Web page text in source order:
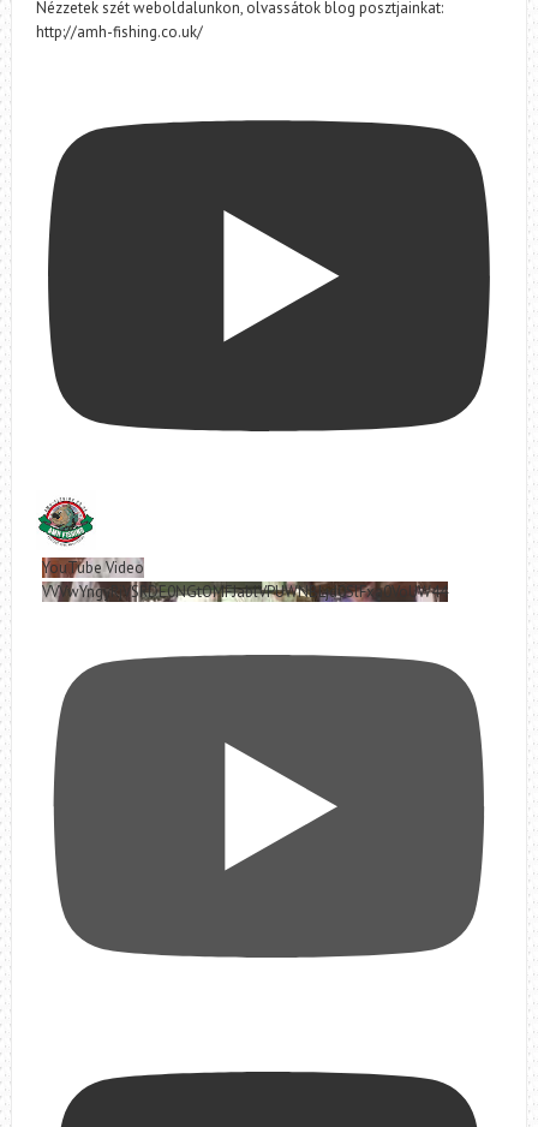
Nézzetek szét weboldalunkon, olvassátok blog posztjainkat:
http://amh-fishing.co.uk/
YouTube Video
VVVwYngyRjVSRDE0NGtOMFJablVPUWNBLjd0SlFxa0VoUW44